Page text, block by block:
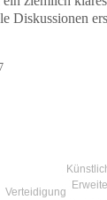
Diskussionen
Verteidigung